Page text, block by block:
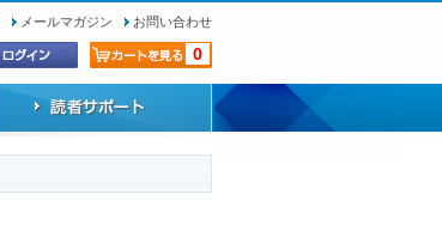
メールマガジン お問い合わせ
0